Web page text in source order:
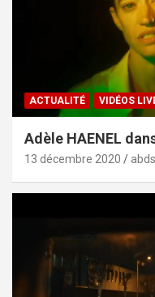
ACTUALITÉ VIDÉOS
Adèle HAENEL
13 décembre 2020